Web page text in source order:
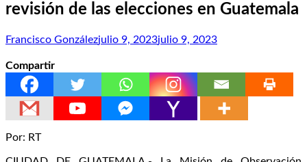
revisión de las elecciones en Guatemala
Francisco Gonzálezjulio 9, 2023julio 9, 2023
Compartir
Por: RT